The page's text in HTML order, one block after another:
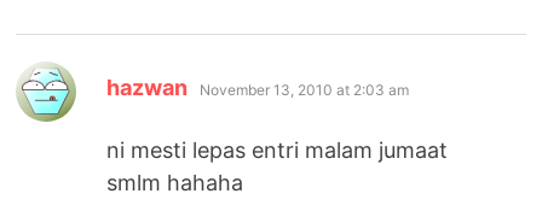
hazwan says:
November 13, 2010 at 2:03 am
ni mesti lepas entri malam jumaat
smlm hahaha